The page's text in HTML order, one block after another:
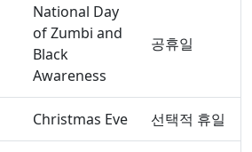
National Day
of Zumbi and
Black
Awareness
공휴일
Christmas Eve 선택적 휴일